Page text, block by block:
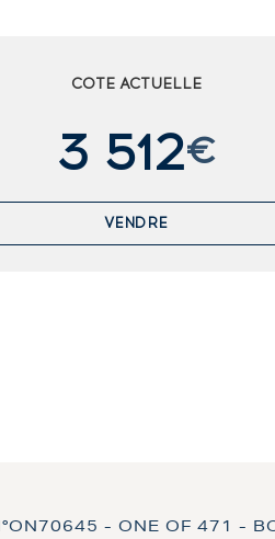
COTE ACTUELLE
3 512€
VENDRE
- ONE OF 471 -